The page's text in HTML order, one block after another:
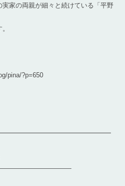
家の両親が細々と続けている「平野
pina/?p=650